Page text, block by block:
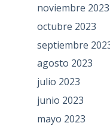
noviembre 2023
octubre 2023
septiembre
agosto 2023
julio 2023
junio 2023
mayo 2023